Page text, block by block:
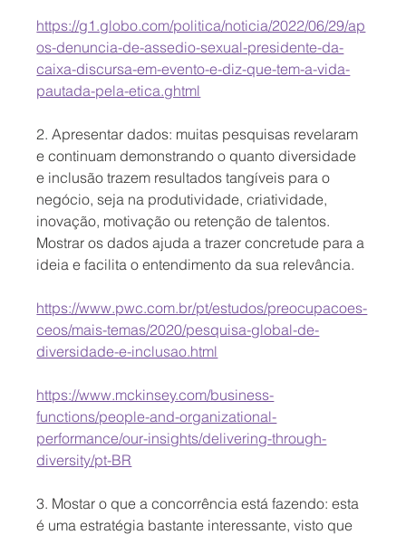
https://g1.globo.com/politica/noticia/2022/06/29/ap
os-denuncia-de-assedio-sexual-presidente-da-
caixa-discursa-em-evento-e-diz-que-tem-a-vida-
pautada-pela-etica.ghtml
2. Apresentar dados: muitas pesquisas revelaram
e continuam demonstrando o quanto diversidade
e inclusão trazem resultados tangíveis para o
negócio, seja na produtividade, criatividade,
inovação, motivação ou retenção de talentos.
Mostrar os dados ajuda a trazer concretude para a
ideia e facilita o entendimento da sua relevância.
https://www.pwc.com.br/pt/estudos/preocupacoes-
ceos/mais-temas/2020/pesquisa-global-de-
diversidade-e-inclusao.html
https://www.mckinsey.com/business-
functions/people-and-organizational-
performance/our-insights/delivering-through-
diversity/pt-BR
3. Mostar o que a concorrência está fazendo: esta
é uma estratégia bastante interessante, visto que